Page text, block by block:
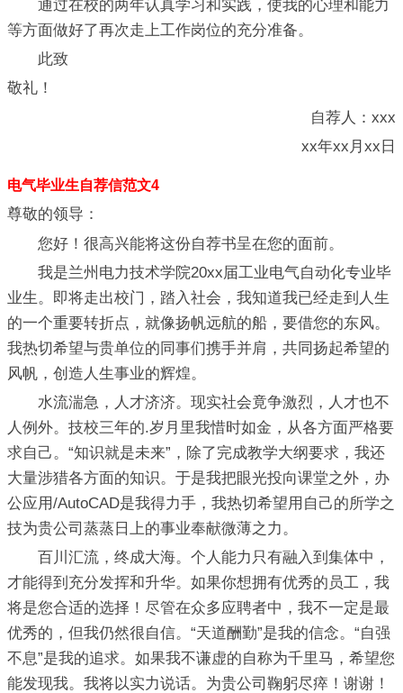
通过在校的两年认真学习和实践，使我的心理和能力
等方面做好了再次走上工作岗位的充分准备。
此致
敬礼！
自荐人：xxx
xx年xx月xx日
电气毕业生自荐信范文4
尊敬的领导：
您好！很高兴能将这份自荐书呈在您的面前。
我是兰州电力技术学院20xx届工业电气自动化专业毕
业生。即将走出校门，踏入社会，我知道我已经走到人生
的一个重要转折点，就像扬帆远航的船，要借您的东风。
我热切希望与贵单位的同事们携手并肩，共同扬起希望的
风帆，创造人生事业的辉煌。
水流湍急，人才济济。现实社会竟争激烈，人才也不
人例外。技校三年的.岁月里我惜时如金，从各方面严格要
求自己。“知识就是未来”，除了完成教学大纲要求，我还
大量涉猎各方面的知识。于是我把眼光投向课堂之外，办
公应用/AutoCAD是我得力手，我热切希望用自己的所学之
技为贵公司蒸蒸日上的事业奉献微薄之力。
百川汇流，终成大海。个人能力只有融入到集体中，
才能得到充分发挥和升华。如果你想拥有优秀的员工，我
将是您合适的选择！尽管在众多应聘者中，我不一定是最
优秀的，但我仍然很自信。“天道酬勤”是我的信念。“自强
不息”是我的追求。如果我不谦虚的自称为千里马，希望您
能发现我。我将以实力说话。为贵公司鞠躬尽瘁！谢谢！